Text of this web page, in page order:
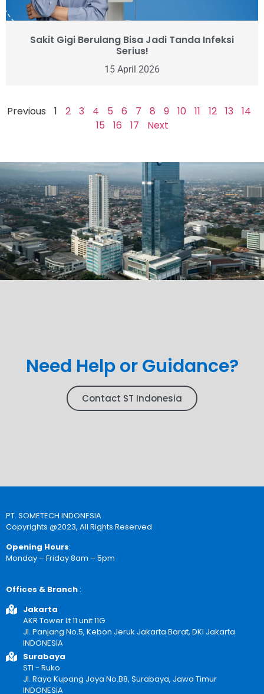
Sakit Gigi Berulang Bisa Jadi Tanda Infeksi
Serius!
15 April 2026
Previous 1 2 3 4 5 6 7 8 9 10 11 12 13
14
15
16 17 Next
Need Help or Guidance?
Contact ST Indonesia
PT. SOMETECH INDONESIA
Copyrights @2023, All Rights Reserved
Opening Hours:
Monday – Friday 8am – 5pm
Offices & Branch :
Jakarta
AKR Tower Lt 11 unit 11G
Jl. Panjang No.5, Kebon Jeruk Jakarta Barat, DKI Jakarta
INDONESIA
Surabaya
STI - Ruko
Jl. Raya Kupang Jaya No.B8, Surabaya, Jawa Timur
INDONESIA